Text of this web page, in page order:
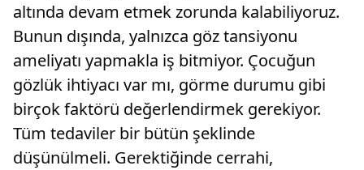
altında devam etmek zorunda kalabiliyoruz.
Bunun dışında, yalnızca göz tansiyonu
ameliyatı yapmakla iş bitmiyor. Çocuğun
gözlük ihtiyacı var mı, görme durumu gibi
birçok faktörü değerlendirmek gerekiyor.
Tüm tedaviler bir bütün şeklinde
düşünülmeli. Gerektiğinde cerrahi,